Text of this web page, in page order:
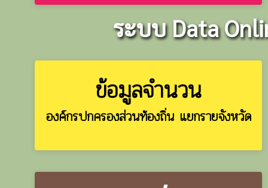
ระบบ Data
ข้อมูลจำนวน
องค์กรปกครองส่วนท้องถิ่น แยกรายจังหวัด